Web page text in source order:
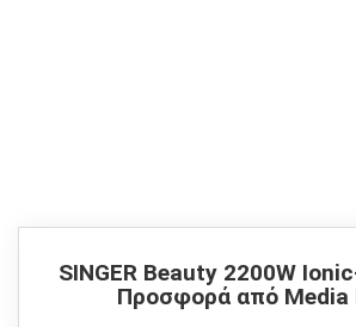
SINGER Beauty 2200W
Προσφορά από